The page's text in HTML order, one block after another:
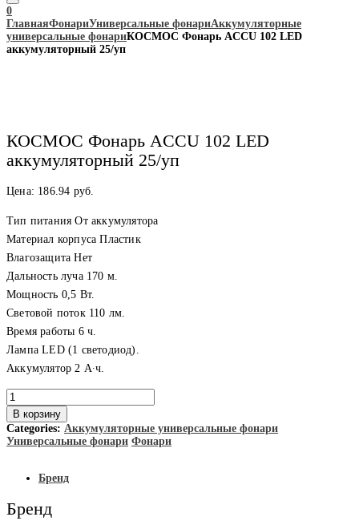
0
ГлавнаяФонариУниверсальные фонариАккумуляторные
универсальные фонариКОСМОС Фонарь ACCU 102 LED
аккумуляторный 25/уп
КОСМОС Фонарь ACCU 102 LED
аккумуляторный 25/уп
Цена: 186.94 руб.
Тип питания От аккумулятора
Материал корпуса Пластик
Влагозащита Нет
Дальность луча 170 м.
Мощность 0,5 Вт.
Световой поток 110 лм.
Время работы 6 ч.
Лампа LED (1 светодиод).
Аккумулятор 2 А∙ч.
Количество
товара
КОСМОС
Фонарь
ACCU
аккумуляторный
уп
В корзину
Categories: Аккумуляторные универсальные фонари
Универсальные фонари Фонари
Бренд
Бренд